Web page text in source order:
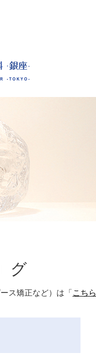
グ
ス矯正など）は「 こちら